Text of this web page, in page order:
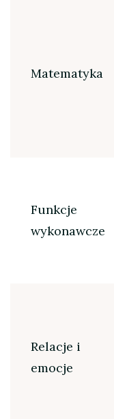
Matematyka
Funkcje
wykonawcze
Relacje i
emocje